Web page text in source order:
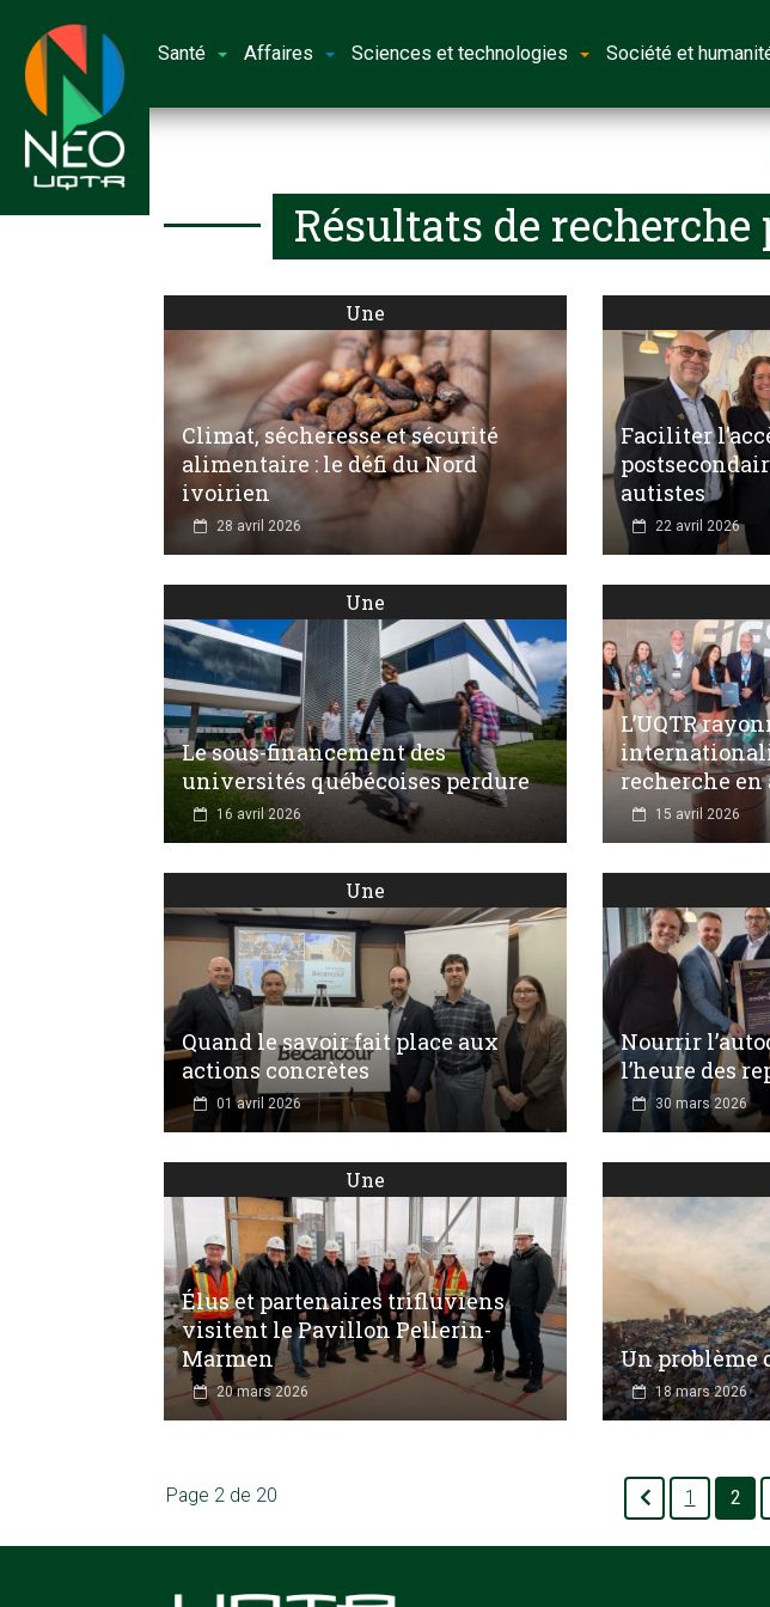
Santé Affaires Sciences et technologies Société et
Résultats de recherche
Une
Climat, sécheresse et sécurité
alimentaire : le défi du Nord
ivoirien
28 avril 2026
Faciliter
autistes
22 avril 2026
Une
Le sous-financement des
universités québécoises perdure
16 avril 2026
L’UQTR
recherche en
15 avril 2026
Une
Quand le savoir fait place aux
actions concrètes
01 avril 2026
Nourrir
l’heure des
30 mars 2026
Une
Élus et partenaires trifluviens
visitent le Pavillon Pellerin-
Marmen
20 mars 2026
Un
18 mars 2026
Page 2 de 20 1 2